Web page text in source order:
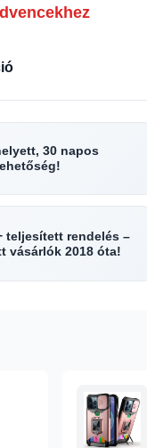
30 napos
teljesített rendelés –
vásárlók 2018 óta!